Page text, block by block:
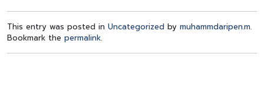
This entry was posted in Uncategorized by muhammdaripen.m.
Bookmark the permalink.